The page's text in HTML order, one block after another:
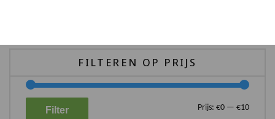
FILTEREN OP PRIJS
Filter Prijs: €0 — €10